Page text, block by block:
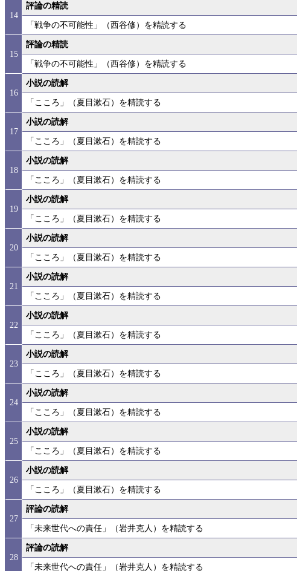
14
評論の精読
「戦争の不可能性」（西谷修）を精読する
15
評論の精読
「戦争の不可能性」（西谷修）を精読する
16
小説の読解
「こころ」（夏目漱石）を精読する
17
小説の読解
「こころ」（夏目漱石）を精読する
18
小説の読解
「こころ」（夏目漱石）を精読する
19
小説の読解
「こころ」（夏目漱石）を精読する
20
小説の読解
「こころ」（夏目漱石）を精読する
21
小説の読解
「こころ」（夏目漱石）を精読する
22
小説の読解
「こころ」（夏目漱石）を精読する
23
小説の読解
「こころ」（夏目漱石）を精読する
24
小説の読解
「こころ」（夏目漱石）を精読する
25
小説の読解
「こころ」（夏目漱石）を精読する
26
小説の読解
「こころ」（夏目漱石）を精読する
27
評論の読解
「未来世代への責任」（岩井克人）を精読する
28
評論の読解
「未来世代への責任」（岩井克人）を精読する